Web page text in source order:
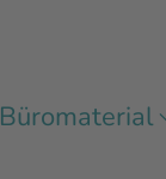
Büromaterial